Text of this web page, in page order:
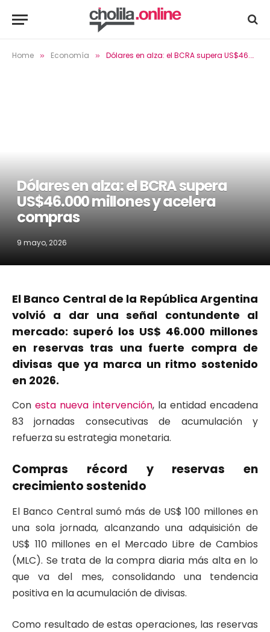
Home » Economía » Dólares en alza: el BCRA supera US$46.000 millones y acelera compras
Dólares en alza: el BCRA supera
US$46.000 millones y acelera
compras
9 mayo, 2026
El Banco Central de la República Argentina
volvió a dar una señal contundente al
mercado: superó los US$ 46.000 millones
en reservas tras una fuerte compra de
divisas que ya marca un ritmo sostenido
en 2026.
Conesta nueva intervención, la entidad encadena
83 jornadas consecutivas de acumulación y
refuerza su estrategia monetaria.
Compras récord y reservas en
crecimiento sostenido
El Banco Central sumó más de US$ 100 millones en
una sola jornada, alcanzando una adquisición de
US$ 110 millones en el Mercado Libre de Cambios
(MLC). Se trata de la compra diaria más alta en lo
que va del mes, consolidando una tendencia
positiva en la acumulación de divisas.
Como resultado de estas operaciones, las reservas